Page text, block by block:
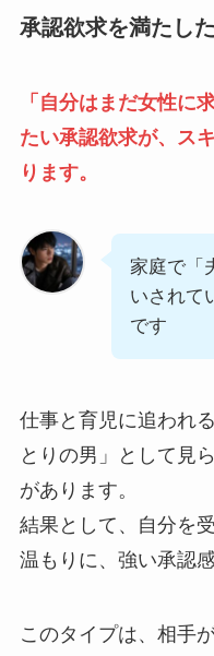
承認欲求を満たし
「自分はまだ女性に
たい承認欲求が、ス
ります。
家庭で「
いされて
です
仕事と育児に追われ
とりの男」として見
があります。
結果として、自分を
温もりに、強い承認
このタイプは、相手